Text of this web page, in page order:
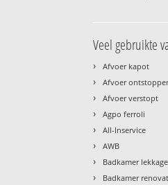
Veel gebruikte
› Afvoer kapot
› Afvoer
› Afvoer verstopt
› Agpo ferroli
› All-Inservice
› AWB
› Badkamer lekkage
› Badkamer